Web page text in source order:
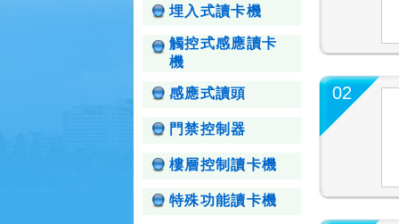
埋入式讀卡機
觸控式感應讀卡
機
感應式讀頭
門禁控制器
樓層控制讀卡機
特殊功能讀卡機
02